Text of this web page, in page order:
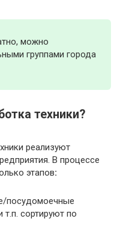
можно
группами города
техники?
реализуют
В процессе
этапов:
посудомоечные
сортируют по